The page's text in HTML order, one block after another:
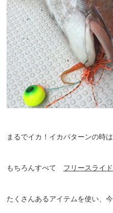
まるでイカ！イカパターンの時
もちろんすべて フリースライド
たくさんあるアイテムを使い、